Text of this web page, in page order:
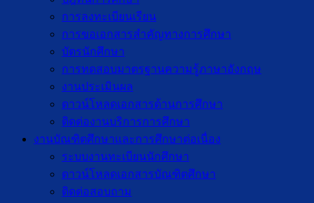
การลงทะเบียนเรียน
การขอเอกสารสำคัญทางการศึกษา
บัตรนักศึกษา
การทดสอบมาตรฐานความรู้ภาษาอังกฤษ
งานประเมินผล
ดาวน์โหลดเอกสารด้านการศึกษา
ติดต่องานบริการการศึกษา
งานบัณฑิตศึกษาเเละการศึกษาต่อเนื่อง
ระบบงานทะเบียนนักศึกษา
ดาวน์โหลดเอกสารบัณฑิตศึกษา
ติดต่อสอบถาม